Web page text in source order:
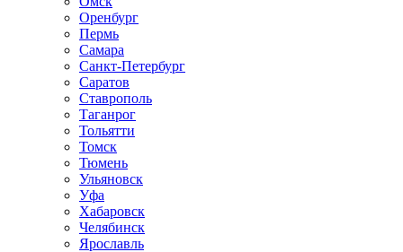
Оренбург
Пермь
Самара
Санкт-Петербург
Саратов
Ставрополь
Таганрог
Тольятти
Томск
Тюмень
Ульяновск
Уфа
Хабаровск
Челябинск
Ярославль